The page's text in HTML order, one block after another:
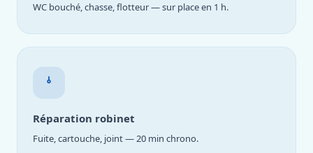
WC bouché, chasse, flotteur — sur place en 1 h.
Réparation robinet
Fuite, cartouche, joint — 20 min chrono.